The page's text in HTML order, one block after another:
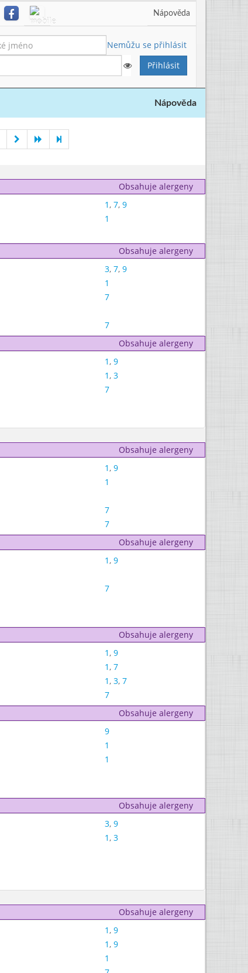
Nápověda
Nemůžu se přihlásit
Nápověda
Obsahuje alergeny
1, 7, 9
1
Obsahuje alergeny
3, 7, 9
1
7
7
Obsahuje alergeny
1, 9
1, 3
7
Obsahuje alergeny
1, 9
1
7
7
Obsahuje alergeny
1, 9
7
Obsahuje alergeny
1, 9
1, 7
1, 3, 7
7
Obsahuje alergeny
9
1
1
Obsahuje alergeny
3, 9
1, 3
Obsahuje alergeny
1, 9
1, 9
1